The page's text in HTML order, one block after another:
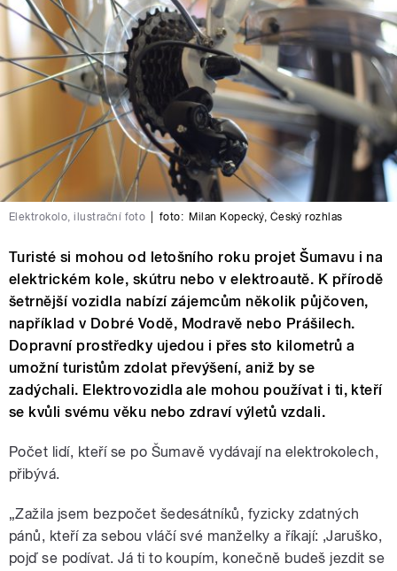
Elektrokolo, ilustrační foto foto: Milan Kopecký, Český rozhlas
Turisté si mohou od letošního roku projet Šumavu i na
elektrickém kole, skútru nebo v elektroautě. K přírodě
šetrnější vozidla nabízí zájemcům několik půjčoven,
například v Dobré Vodě, Modravě nebo Prášilech.
Dopravní prostředky ujedou i přes sto kilometrů a
umožní turistům zdolat převýšení, aniž by se
zadýchali. Elektrovozidla ale mohou používat i ti, kteří
se kvůli svému věku nebo zdraví výletů vzdali.
Počet lidí, kteří se po Šumavě vydávají na elektrokolech,
přibývá.
„Zažila jsem bezpočet šedesátníků, fyzicky zdatných
pánů, kteří za sebou vláčí své manželky a říkají: ‚Jaruško,
pojď se podívat. Já ti to koupím, konečně budeš jezdit se